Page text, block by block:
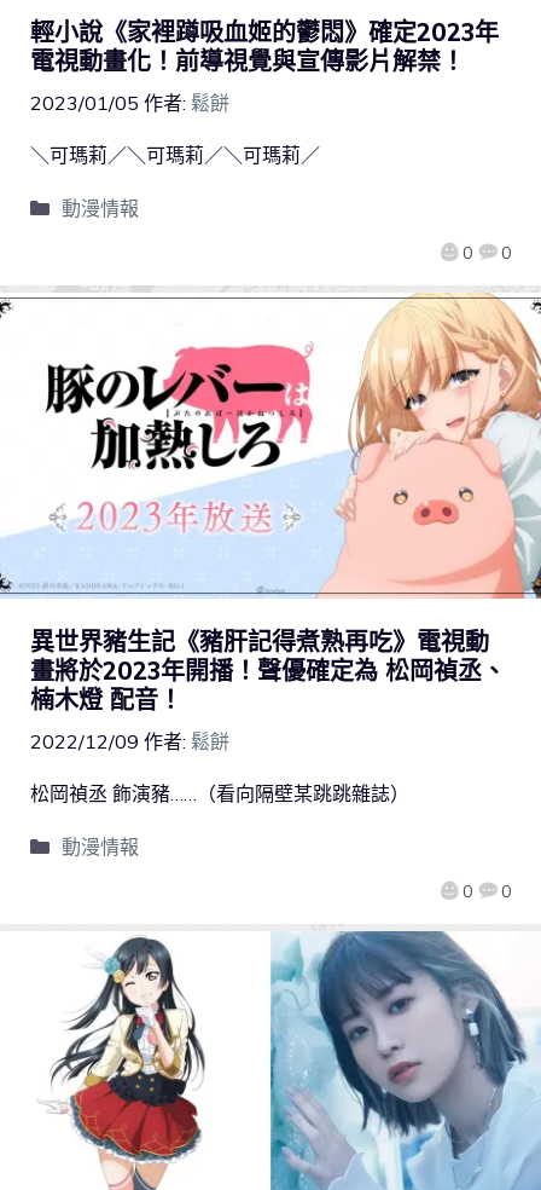
輕小說《家裡蹲吸血姬的鬱悶》確定2023年
電視動畫化！前導視覺與宣傳影片解禁！
2023/01/05 作者: 鬆餅
0 0
＼可瑪莉／＼可瑪莉／＼可瑪莉／
動漫情報
異世界豬生記《豬肝記得煮熟再吃》電視動
畫將於2023年開播！聲優確定為 松岡禎丞、
楠木燈 配音！
2022/12/09 作者: 鬆餅
0 0
松岡禎丞 飾演豬……（看向隔壁某跳跳雜誌）
動漫情報